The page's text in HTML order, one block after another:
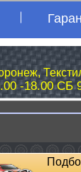
-18.00 СБ